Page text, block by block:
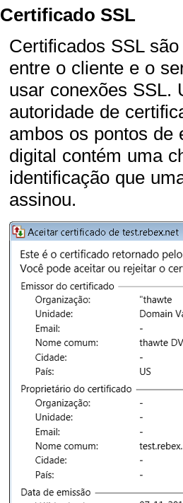
Certificado SSL
Certificados SSL
entre o cliente e o
usar conexões SSL.
autoridade de
ambos os pontos de
digital contém uma
identificação que
assinou.